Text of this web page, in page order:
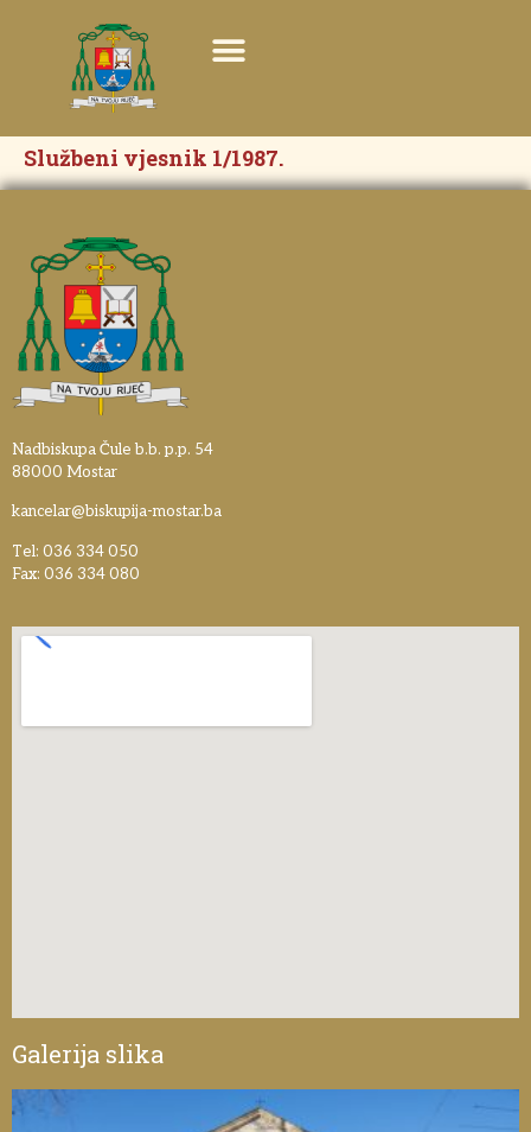
Službeni vjesnik 1/1987.
Nadbiskupa Čule b.b. p.p. 54
88000 Mostar
kancelar@biskupija-mostar.ba
Tel: 036 334 050
Fax: 036 334 080
Galerija slika